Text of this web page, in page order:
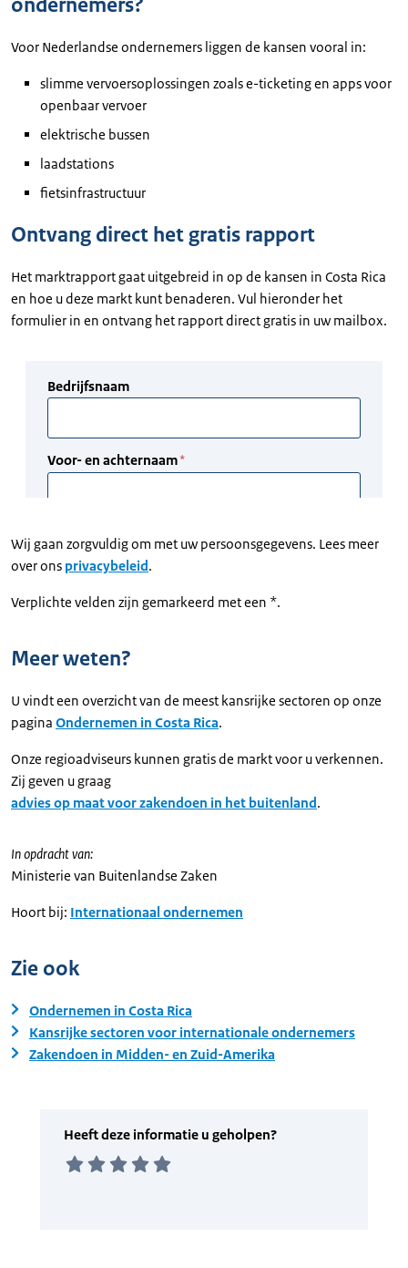
Voor Nederlandse ondernemers liggen de kansen vooral in:
slimme vervoersoplossingen zoals e-ticketing en apps voor
openbaar vervoer
elektrische bussen
laadstations
fietsinfrastructuur
Ontvang direct het gratis rapport
Het marktrapport gaat uitgebreid in op de kansen in Costa Rica
en hoe u deze markt kunt benaderen. Vul hieronder het
formulier in en ontvang het rapport direct gratis in uw mailbox.
Wij gaan zorgvuldig om met uw persoonsgegevens. Lees meer
over ons privacybeleid.
Verplichte velden zijn gemarkeerd met een *.
Meer weten?
U vindt een overzicht van de meest kansrijke sectoren op onze
pagina Ondernemen in Costa Rica.
Onze regioadviseurs kunnen gratis de markt voor u verkennen.
Zij geven u graag
advies op maat voor zakendoen in het buitenland.
In opdracht van:
Ministerie van Buitenlandse Zaken
Hoort bij: Internationaal ondernemen
Zie ook
Ondernemen in Costa Rica
Kansrijke sectoren voor internationale ondernemers
Zakendoen in Midden- en Zuid-Amerika